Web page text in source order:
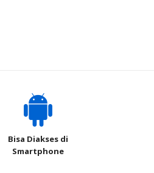
Bisa Diakses di
Smartphone